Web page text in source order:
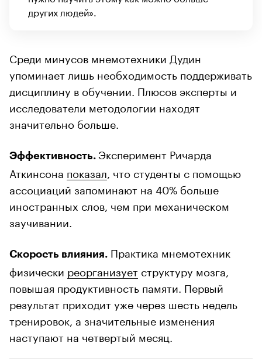
других людей».
Среди минусов мнемотехники Дудин
упоминает лишь необходимость поддерживать
дисциплину в обучении. Плюсов эксперты и
исследователи методологии находят
значительно больше.
Эффективность. Эксперимент Ричарда
Аткинсона показал , что студенты с помощью
ассоциаций запоминают на 40% больше
иностранных слов, чем при механическом
заучивании.
Скорость влияния. Практика мнемотехник
физически реорганизует структуру мозга,
повышая продуктивность памяти. Первый
результат приходит уже через шесть недель
тренировок, а значительные изменения
наступают на четвертый месяц.